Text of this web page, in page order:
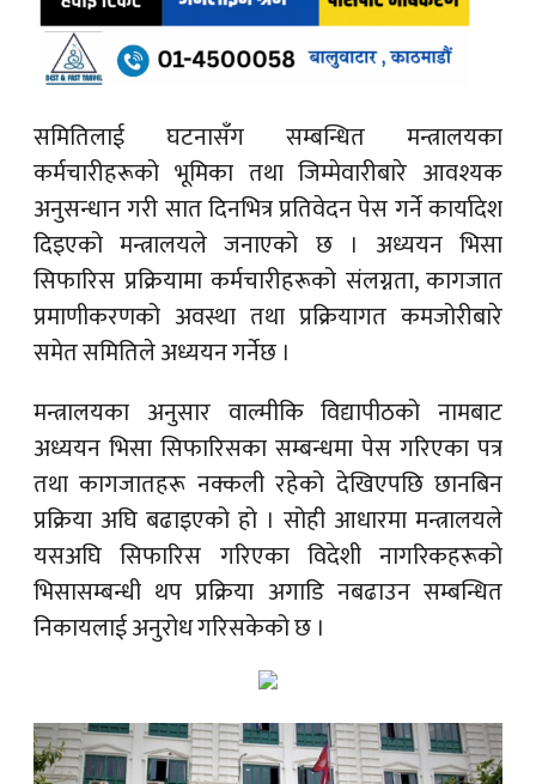
समितिलाई घटनासँग सम्बन्धित मन्त्रालयका
कर्मचारीहरूको भूमिका तथा जिम्मेवारीबारे आवश्यक
अनुसन्धान गरी सात दिनभित्र प्रतिवेदन पेस गर्ने कार्यादेश
दिइएको मन्त्रालयले जनाएको छ । अध्ययन भिसा
सिफारिस प्रक्रियामा कर्मचारीहरूको संलग्नता, कागजात
प्रमाणीकरणको अवस्था तथा प्रक्रियागत कमजोरीबारे
समेत समितिले अध्ययन गर्नेछ ।
मन्त्रालयका अनुसार वाल्मीकि विद्यापीठको नामबाट
अध्ययन भिसा सिफारिसका सम्बन्धमा पेस गरिएका पत्र
तथा कागजातहरू नक्कली रहेको देखिएपछि छानबिन
प्रक्रिया अघि बढाइएको हो । सोही आधारमा मन्त्रालयले
यसअघि सिफारिस गरिएका विदेशी नागरिकहरूको
भिसासम्बन्धी थप प्रक्रिया अगाडि नबढाउन सम्बन्धित
निकायलाई अनुरोध गरिसकेको छ ।